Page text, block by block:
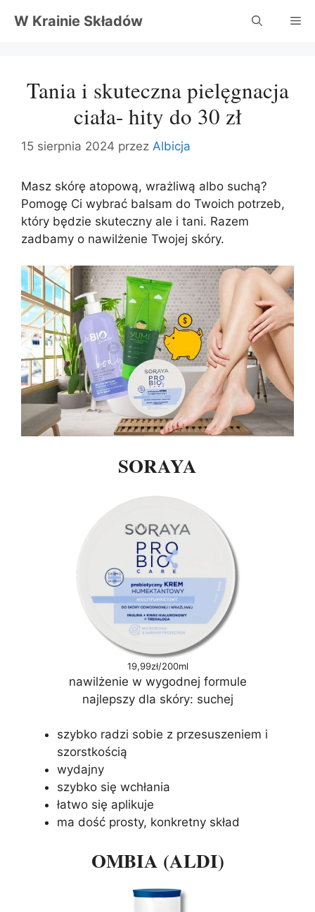
W Krainie Składów
Tania i skuteczna pielęgnacja
ciała- hity do 30 zł
15 sierpnia 2024 przez Albicja
Masz skórę atopową, wrażliwą albo suchą?
Pomogę Ci wybrać balsam do Twoich potrzeb,
który będzie skuteczny ale i tani. Razem
zadbamy o nawilżenie Twojej skóry.
SORAYA
19,99zł/200ml
nawilżenie w wygodnej formule
najlepszy dla skóry: suchej
szybko radzi sobie z przesuszeniem i
szorstkością
wydajny
szybko się wchłania
łatwo się aplikuje
ma dość prosty, konkretny skład
OMBIA (ALDI)